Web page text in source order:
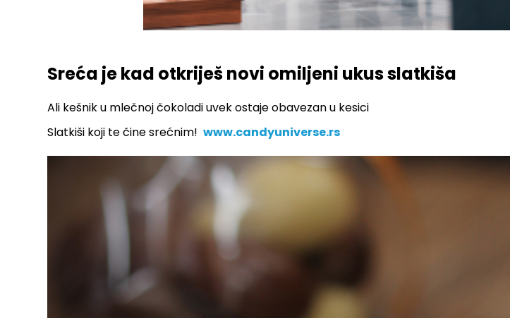
Sreća je kad otkriješ novi omiljeni ukus slatkiša
Ali kešnik u mlečnoj čokoladi uvek ostaje obavezan u kesici
Slatkiši koji te čine srećnim!www.candyuniverse.rs